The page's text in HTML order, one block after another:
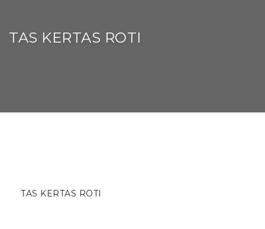
TAS KERTAS ROTI
TAS KERTAS ROTI